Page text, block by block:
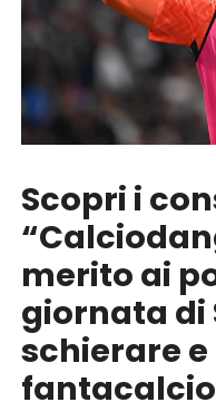
Scopri i
merito ai
giornata di
schierare
fantacalcio